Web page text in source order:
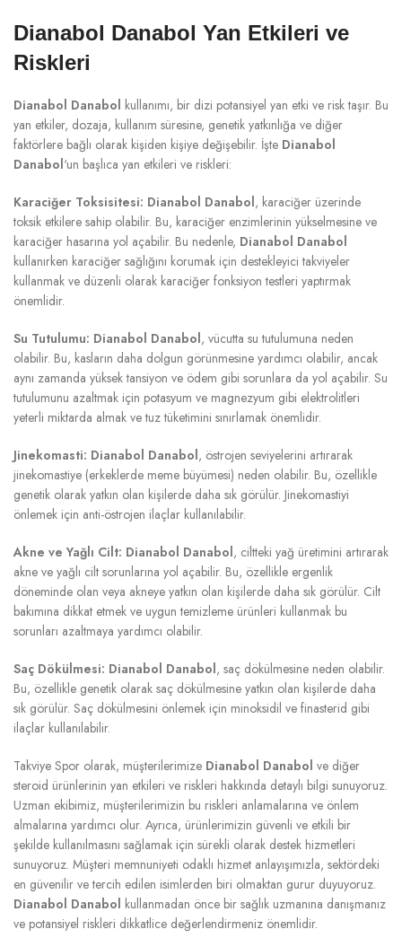
Dianabol Danabol Yan Etkileri ve
Riskleri
Dianabol Danabol kullanımı, bir dizi potansiyel yan etki ve risk taşır. Bu
yan etkiler, dozaja, kullanım süresine, genetik yatkınlığa ve diğer
faktörlere bağlı olarak kişiden kişiye değişebilir. İşte Dianabol
Danabol‘un başlıca yan etkileri ve riskleri:
Karaciğer Toksisitesi: Dianabol Danabol, karaciğer üzerinde
toksik etkilere sahip olabilir. Bu, karaciğer enzimlerinin yükselmesine ve
karaciğer hasarına yol açabilir. Bu nedenle, Dianabol Danabol
kullanırken karaciğer sağlığını korumak için destekleyici takviyeler
kullanmak ve düzenli olarak karaciğer fonksiyon testleri yaptırmak
önemlidir.
Su Tutulumu: Dianabol Danabol, vücutta su tutulumuna neden
olabilir. Bu, kasların daha dolgun görünmesine yardımcı olabilir, ancak
aynı zamanda yüksek tansiyon ve ödem gibi sorunlara da yol açabilir. Su
tutulumunu azaltmak için potasyum ve magnezyum gibi elektrolitleri
yeterli miktarda almak ve tuz tüketimini sınırlamak önemlidir.
Jinekomasti: Dianabol Danabol, östrojen seviyelerini artırarak
jinekomastiye (erkeklerde meme büyümesi) neden olabilir. Bu, özellikle
genetik olarak yatkın olan kişilerde daha sık görülür. Jinekomastiyi
önlemek için anti-östrojen ilaçlar kullanılabilir.
Akne ve Yağlı Cilt: Dianabol Danabol, ciltteki yağ üretimini artırarak
akne ve yağlı cilt sorunlarına yol açabilir. Bu, özellikle ergenlik
döneminde olan veya akneye yatkın olan kişilerde daha sık görülür. Cilt
bakımına dikkat etmek ve uygun temizleme ürünleri kullanmak bu
sorunları azaltmaya yardımcı olabilir.
Saç Dökülmesi: Dianabol Danabol, saç dökülmesine neden olabilir.
Bu, özellikle genetik olarak saç dökülmesine yatkın olan kişilerde daha
sık görülür. Saç dökülmesini önlemek için minoksidil ve finasterid gibi
ilaçlar kullanılabilir.
Takviye Spor olarak, müşterilerimize Dianabol Danabol ve diğer
steroid ürünlerinin yan etkileri ve riskleri hakkında detaylı bilgi sunuyoruz.
Uzman ekibimiz, müşterilerimizin bu riskleri anlamalarına ve önlem
almalarına yardımcı olur. Ayrıca, ürünlerimizin güvenli ve etkili bir
şekilde kullanılmasını sağlamak için sürekli olarak destek hizmetleri
sunuyoruz. Müşteri memnuniyeti odaklı hizmet anlayışımızla, sektördeki
en güvenilir ve tercih edilen isimlerden biri olmaktan gurur duyuyoruz.
Dianabol Danabol kullanmadan önce bir sağlık uzmanına danışmanız
ve potansiyel riskleri dikkatlice değerlendirmeniz önemlidir.